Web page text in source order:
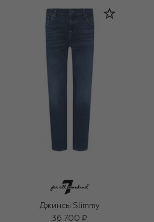
Джинсы Slimmy
36 700 ₽